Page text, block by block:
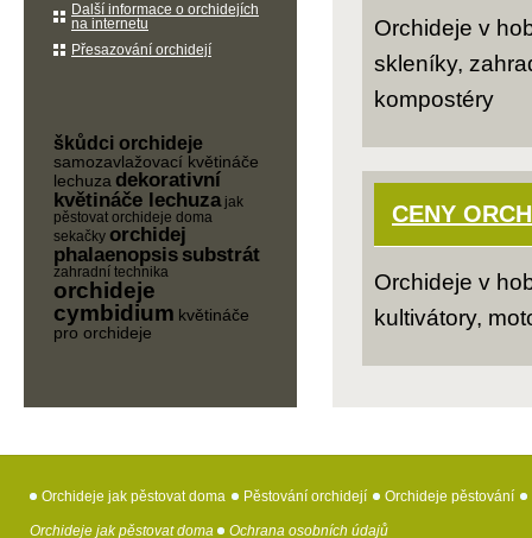
Orchideje v
skleníky,
kompostéry
CENY
Orchideje v
kultivátory,
Další informace o orchidejích
na internetu
Přesazování orchidejí
škůdci orchideje
samozavlažovací květináče
lechuza dekorativní
květináče lechuza jak
pěstovat orchideje doma
sekačky orchidej
phalaenopsis substrát
zahradní technika
orchideje
cymbidium květináče
pro orchideje
Orchideje jak pěstovat doma Pěstování orchidejí Orchideje pěstování
Orchideje jak pěstovat doma Ochrana osobních údajů